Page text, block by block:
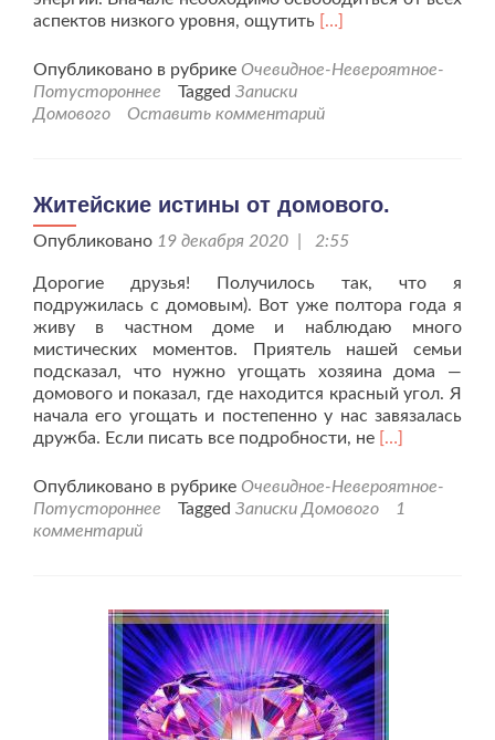
аспектов низкого уровня, ощутить Читать
проЖитейская
о
[…]
Опубликовано в рубрике Очевидное-Невероятное-
Потустороннее
Tagged Записки
Домового
Оставить комментарий
Житейские истины от домового.
Опубликовано 19 декабря 2020 | 2:55
Дорогие друзья! Получилось так, что я
подружилась с домовым). Вот уже полтора года я
живу в частном доме и наблюдаю много
мистических моментов. Приятель нашей семьи
подсказал, что нужно угощать хозяина дома —
домового и показал, где находится красный угол. Я
начала его угощать и постепенно у нас завязалась
дружба. Если писать все подробности, не Читать
истины
[…]
Опубликовано в рубрике Очевидное-Невероятное-
Потустороннее
Tagged Записки Домового
1
комментарий